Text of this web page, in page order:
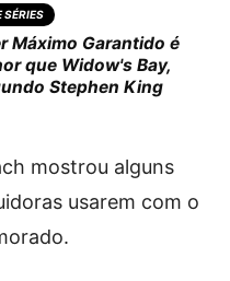
SÉRIES
Máximo Garantido é
que Widow's Bay,
Stephen King
mostrou alguns
usarem com o